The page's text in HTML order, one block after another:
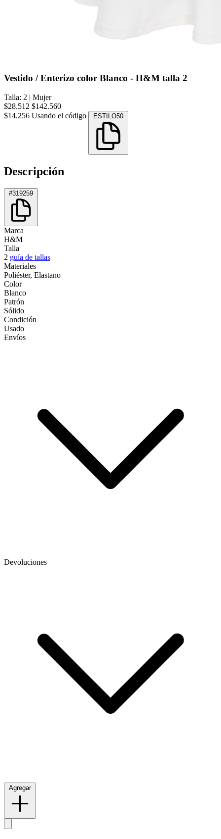
Vestido / Enterizo color Blanco - H&M talla 2
Talla: 2 | Mujer
$28.512 $142.560
$14.256 Usando el código ESTILO50
Descripción
#319259
Marca
H&M
Talla
2 guía de tallas
Materiales
Poliéster, Elastano
Color
Blanco
Patrón
Sólido
Condición
Usado
Envíos
Devoluciones
Agregar